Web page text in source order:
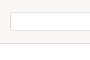
Поиск: